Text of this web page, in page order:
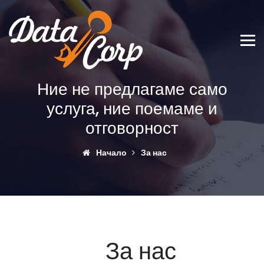
Ние не предлагаме само
услуга, ние поемаме и
отговорност
Начало За нас
За нас